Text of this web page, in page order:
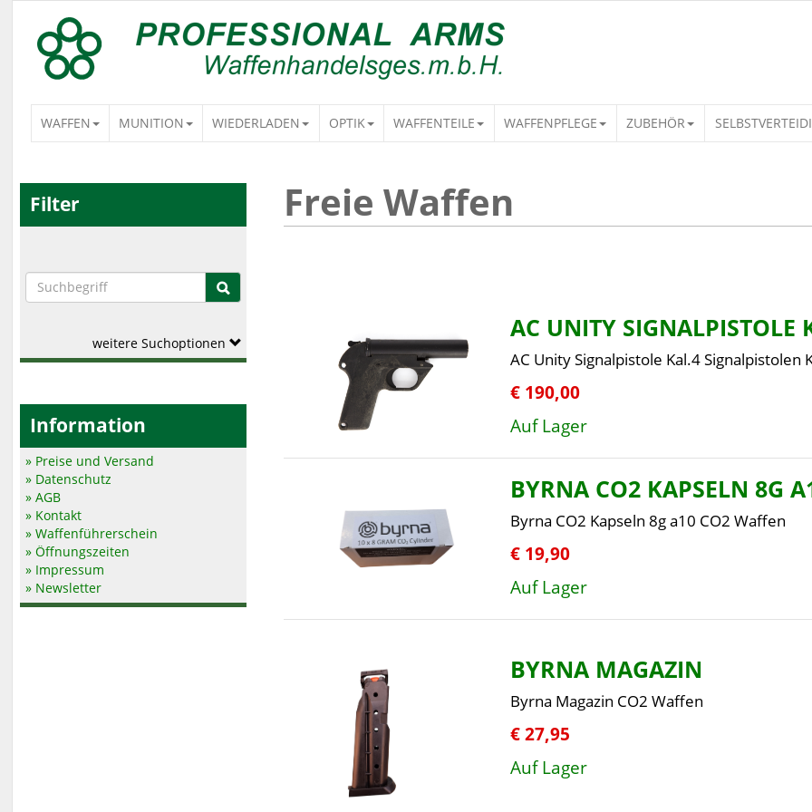
WAFFEN MUNITION WIEDERLADEN OPTIK WAFFENTEILE WAFFENPFLEGE ZUBEHÖR
Filter
weitere Suchoptionen
Information
» Preise und Versand
» Datenschutz
» AGB
» Kontakt
» Waffenführerschein
» Öffnungszeiten
» Impressum
» Newsletter
Freie Waffen
AC UNITY SIGNALPISTOLE
AC Unity Signalpistole Kal.4 Signalpistolen
€ 190,00
Auf Lager
BYRNA CO2 KAPSELN 8G
Byrna CO2 Kapseln 8g a10 CO2 Waffen
€ 19,90
Auf Lager
BYRNA MAGAZIN
Byrna Magazin CO2 Waffen
€ 27,95
Auf Lager